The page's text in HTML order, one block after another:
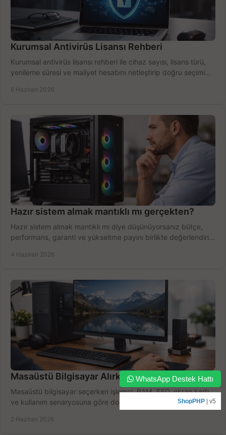
Kurumsal Antivirüs Lisansı Rehberi
Kurumsal antivirüs lisansı rehberi ile cihaz sayısı, lisans türü,
yenileme süresi ve maliyet hesabını netleştirip doğru seçimi
6 Haziran 2026
Hazır sistem almak mantıklı mı gerçekten?
Hazır sistem almak mantıklı mı diye düşünüyorsanız bütçe,
performans, garanti ve yükseltme payını birlikte değerlendirin,
4 Haziran 2026
Masaüstü Bilgisayar Alırken Doğru Seçim
Masaüstü bilgisayar seçerken işlemci, RAM, SSD, ekran kartı
ve kullanım senaryosuna göre doğru modeli bulun, bütçenizi
2 Haziran 2026
WhatsApp Destek Hattı
ShopPHP | v5